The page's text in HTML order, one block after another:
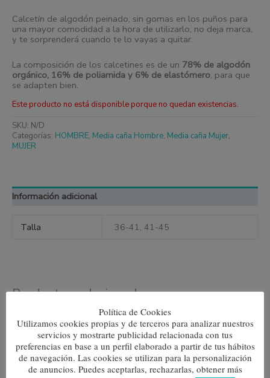
Calcetín de algodón peinado, sin gomas en los puños para
una mayor comodidad a la hora de utilizarlo, no deja marca,
y te sorprenderá cuando te lo vayas a quitar.
La composición de los calcetines es de un 78% de algodón
orgánico, 16% de poliamida y 6% de elastómero, para que
se adapten bien.
Este producto no está disponible porque no quedan existencias.
SKU: N/D
Categorías: HOMBRE, Media caña Hombre, Media caña Mujer,
MUJER
Información adicional
Talla 36-41, 41-45
Productos relacionados
Yin Yang
7,80€
Seleccionar opciones
Este
producto
tiene
múltiples
variantes.
Las
opciones
Caracoles
7,80€
Seleccionar opciones Las
Política de Cookies
Utilizamos cookies propias y de terceros para analizar nuestros
servicios y mostrarte publicidad relacionada con tus
preferencias en base a un perfil elaborado a partir de tus hábitos
de navegación. Las cookies se utilizan para la personalización
de anuncios. Puedes aceptarlas, rechazarlas, obtener más